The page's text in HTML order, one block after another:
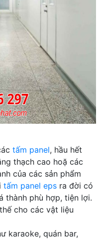
tấm panel, hầu hết
thạch cao hoặ các
của các sản phẩm
tấm panel eps ra đời có
thành phù hợp, tiện lợi.
cho các vật liệu
karaoke, quán bar,